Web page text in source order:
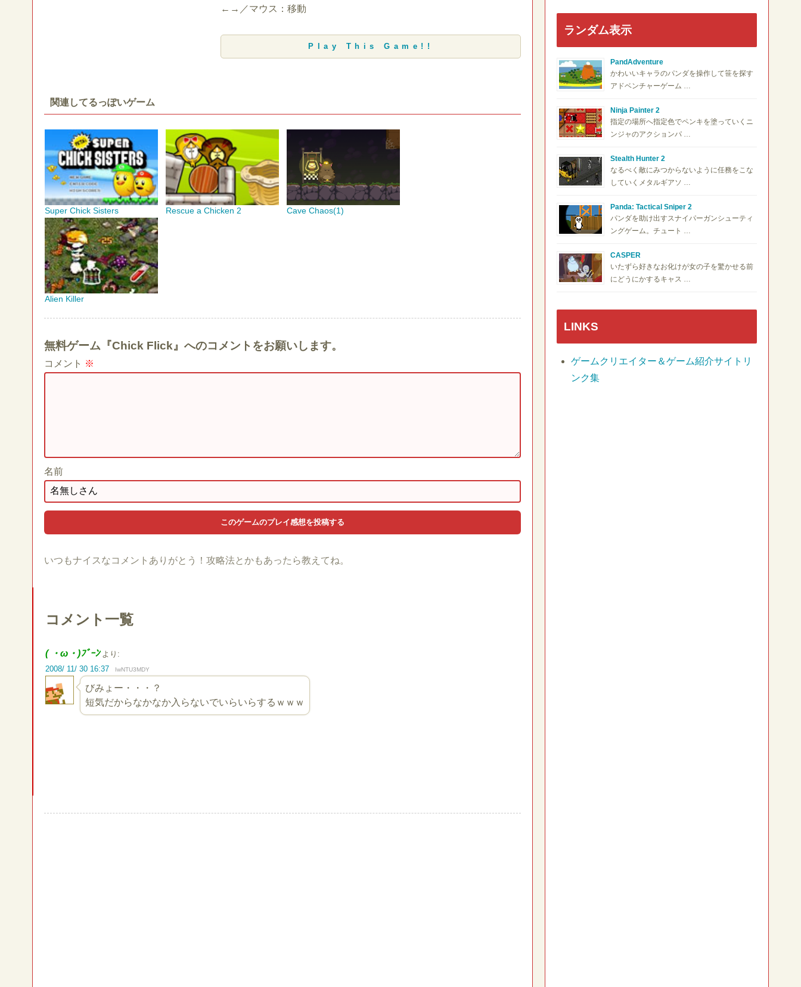
←→／マウス：移動
Play This Game!!
関連してるっぽいゲーム
Super Chick Sisters Rescue a Chicken 2 Cave Chaos(1)
Alien Killer
無料ゲーム『Chick Flick』へのコメントをお願いします。
コメント ※
名前
いつもナイスなコメントありがとう！攻略法とかもあったら教えてね。
コメント一覧
( ・ω・)ﾌﾞｰﾝ より:
2008/ 11/ 30 16:37
IwNTU3MDY
びみょー・・・？
短気だからなかなか入らないでいらいらするｗｗｗ
ランダム表示
PandAdventure
かわいいキャラのパンダを操作して笹を探す
アドベンチャーゲーム …
Ninja Painter 2
指定の場所へ指定色でペンキを塗っていくニ
ンジャのアクションパ …
Stealth Hunter 2
なるべく敵にみつからないように任務をこな
していくメタルギアソ …
Panda: Tactical Sniper 2
パンダを助け出すスナイパーガンシューティ
ングゲーム。チュート …
CASPER
いたずら好きなお化けが女の子を驚かせる前
にどうにかするキャス …
LINKS
ゲームクリエイター＆ゲーム紹介サイトリ
ンク集